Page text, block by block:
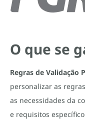
O que se
Regras de Validação
personalizar as
as necessidades da
e requisitos